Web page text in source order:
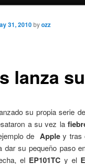
lanza
31, 2010 byozz
su propia serie
a su vez la
de Appley tras
dar su pequeño paso
el EP101TCy el